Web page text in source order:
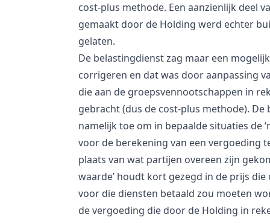
cost-plus methode. Een aanzienlijk deel
gemaakt door de Holding werd echter
gelaten.
De belastingdienst zag maar een
corrigeren en dat was door aanpassing
die aan de groepsvennootschappen in
gebracht (dus de cost-plus methode).
namelijk toe om in bepaalde situaties de
voor de berekening van een vergoeding
plaats van wat partijen overeen zijn
waarde’ houdt kort gezegd in de prijs
voor die diensten betaald zou moeten
de vergoeding die door de Holding in